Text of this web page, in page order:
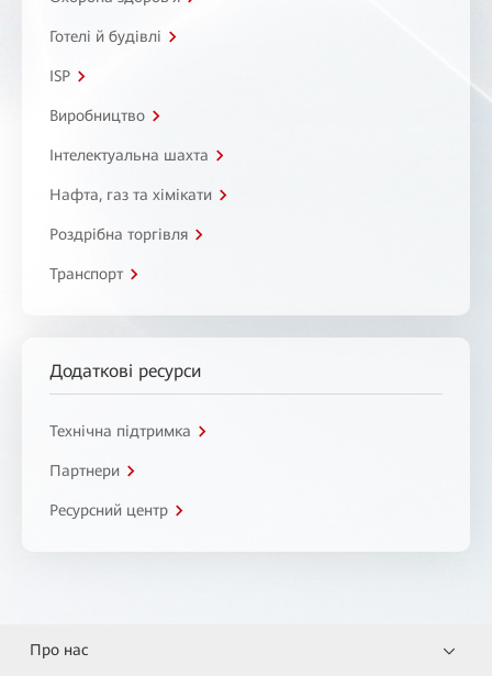
Готелі й будівлі
ISP
Виробництво
Інтелектуальна шахта
Нафта, газ та хімікати
Роздрібна торгівля
Транспорт
Додаткові ресурси
Технічна підтримка
Партнери
Ресурсний центр
Про нас